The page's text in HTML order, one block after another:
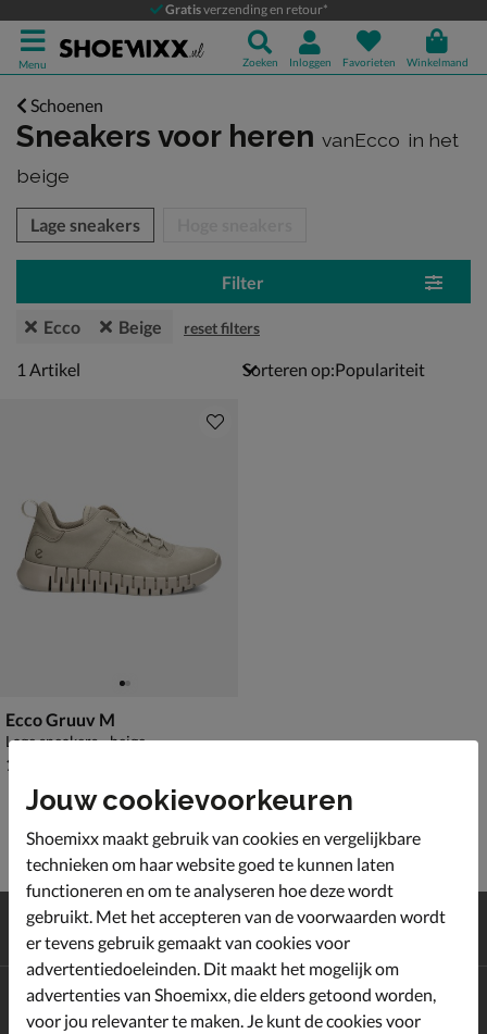
Gratisverzending en retour*
Menu Zoeken Inloggen Favorieten Winkelmand
Schoenen
Sneakers voor heren vanEcco in het
beige
over
Lage sneakers
Filter
Ecco Beige reset filters
1 artikel
1 Artikel Sorteren op:
Ecco Gruuv M
Lage sneakers - beige
€ 159,99
159
Gratisverzending en retour*
Achterafbetalen
Altijd op de hoogte zijn?
Schrijf je in voor de Shoemixx nieuwsbrief en ontvang €10,-
Jouw cookievoorkeuren
Shoemixx maakt gebruik van cookies en vergelijkbare
technieken om haar website goed te kunnen laten
functioneren en om te analyseren hoe deze wordt
gebruikt. Met het accepteren van de voorwaarden wordt
er tevens gebruik gemaakt van cookies voor
advertentiedoeleinden. Dit maakt het mogelijk om
advertenties van Shoemixx, die elders getoond worden,
voor jou relevanter te maken. Je kunt de cookies voor